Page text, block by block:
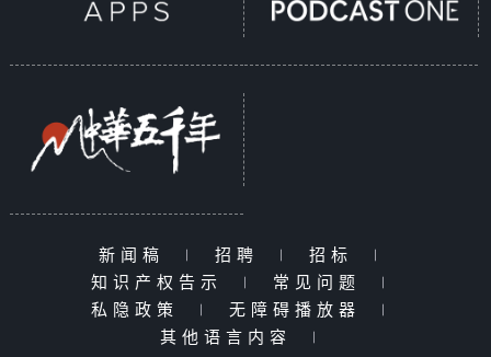
新闻稿 | 招聘 | 招标
|
知识产权告示
| 常见问题
|
私隐政策
| 无障碍播放器
|
其他语言内容
|